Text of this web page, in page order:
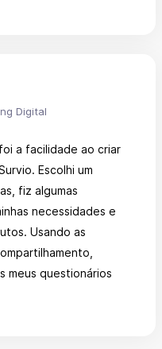
Digital
a facilidade ao criar
Escolhi um
fiz algumas
necessidades e
Usando as
meus questionários